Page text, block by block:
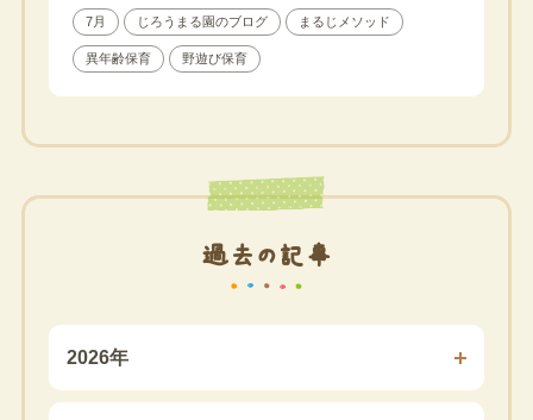
7月 じろうまる園のブログ まるじメソッド
異年齢保育 野遊び保育
過去の記事
2026年